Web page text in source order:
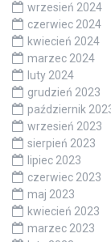
wrzesień 2024
czerwiec 2024
kwiecień 2024
marzec 2024
luty 2024
grudzień 2023
październik
wrzesień 2023
sierpień 2023
lipiec 2023
czerwiec 2023
maj 2023
kwiecień 2023
marzec 2023